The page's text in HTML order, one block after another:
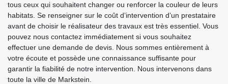
tous ceux qui souhaitent changer ou renforcer la couleur de leurs
habitats. Se renseigner sur le coût d’intervention d’un prestataire
avant de choisir le réalisateur des travaux est très essentiel. Vous
pouvez nous contactez immédiatement si vous souhaitez
effectuer une demande de devis. Nous sommes entièrement à
votre écoute et possède une connaissance suffisante pour
garantir la fiabilité de notre intervention. Nous intervenons dans
toute la ville de Markstein.